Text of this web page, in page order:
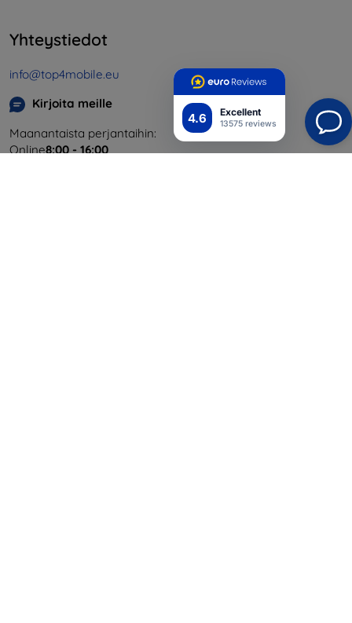
4.6 Excellent
13575 reviews
Yhteystiedot
info@top4mobile.eu
Kirjoita meille
Maanantaista perjantaihin:
Online8:00 - 16:00